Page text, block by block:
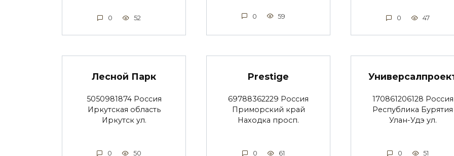
0 52 0 59 0 47
Лесной Парк
5050981874 Россия
Иркутская область
Иркутск ул.
0 50
Prestige
69788362229 Россия
Приморский край
Находка просп.
0 61
170861206128 Россия
Республика Бурятия
Улан-Удэ ул.
0 51